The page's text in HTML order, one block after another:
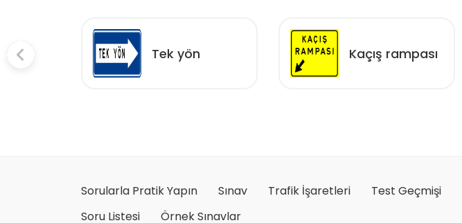
veya
Tek yön Kaçış rampası
Sorularla Pratik Yapın Sınav Trafik İşaretleri Test Geçmişi
Soru Listesi
Örnek Sınavlar